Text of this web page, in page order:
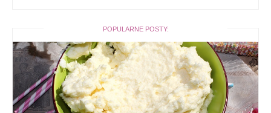
POPULARNE POSTY: